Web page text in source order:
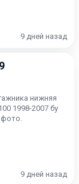
9 дней назад
нижняя
1998-2007 бу
фото.
9 дней назад